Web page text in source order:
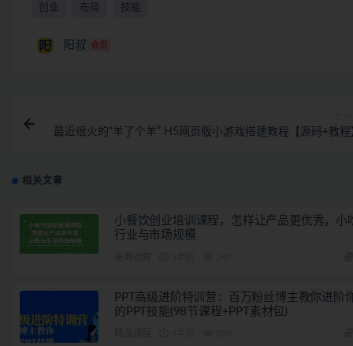
创业 布局 技能
阳叔 会员
最近很火的“羊了个羊” H5网页版小游戏搭建教程【源码+教程
相关文章
小餐饮创业培训课程，怎样让产品更优秀，小
行业与市场规模
PPT高级进阶特训营：百万粉丝博主教你进阶
的PPT技能(98节课程+PPT素材包)